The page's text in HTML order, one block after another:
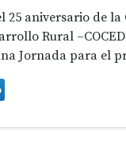
25 aniversario de
Rural
Jornada para el